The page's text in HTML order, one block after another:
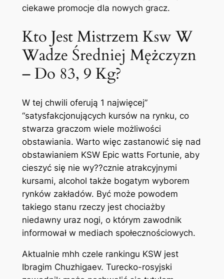
ciekawe promocje dla nowych gracz.
Kto Jest Mistrzem Ksw W
Wadze Średniej Mężczyzn
– Do 83, 9 Kg?
W tej chwili oferują 1 najwięcej”
“satysfakcjonujących kursów na rynku, co
stwarza graczom wiele możliwości
obstawiania. Warto więc zastanowić się nad
obstawianiem KSW Epic watts Fortunie, aby
cieszyć się nie wy??cznie atrakcyjnymi
kursami, alcohol także bogatym wyborem
rynków zakładów. Być może powodem
takiego stanu rzeczy jest chociażby
niedawny uraz nogi, o którym zawodnik
informował w mediach społecznościowych.
Aktualnie mhh czele rankingu KSW jest
Ibragim Chuzhigaev. Turecko-rosyjski